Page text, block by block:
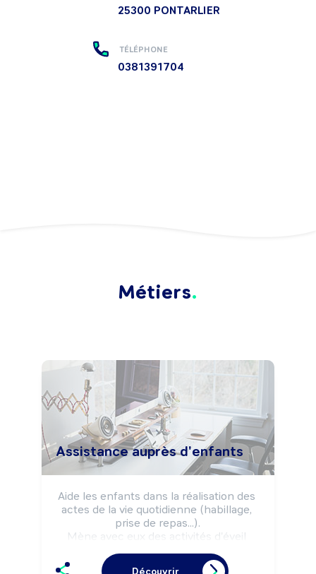
25300 PONTARLIER
TÉLÉPHONE
0381391704
Métiers
Assistance auprès d'enfants
Aide les enfants dans la réalisation des
actes de la vie quotidienne (habillage,
prise de repas...).
Mène avec eux des activités d'éveil
Découvrir